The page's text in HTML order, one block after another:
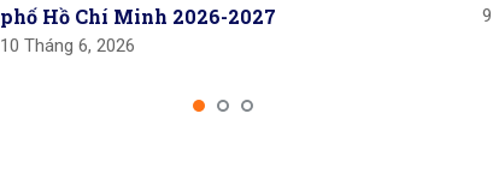
phố Hồ Chí Minh 2026-2027
10 Tháng 6, 2026